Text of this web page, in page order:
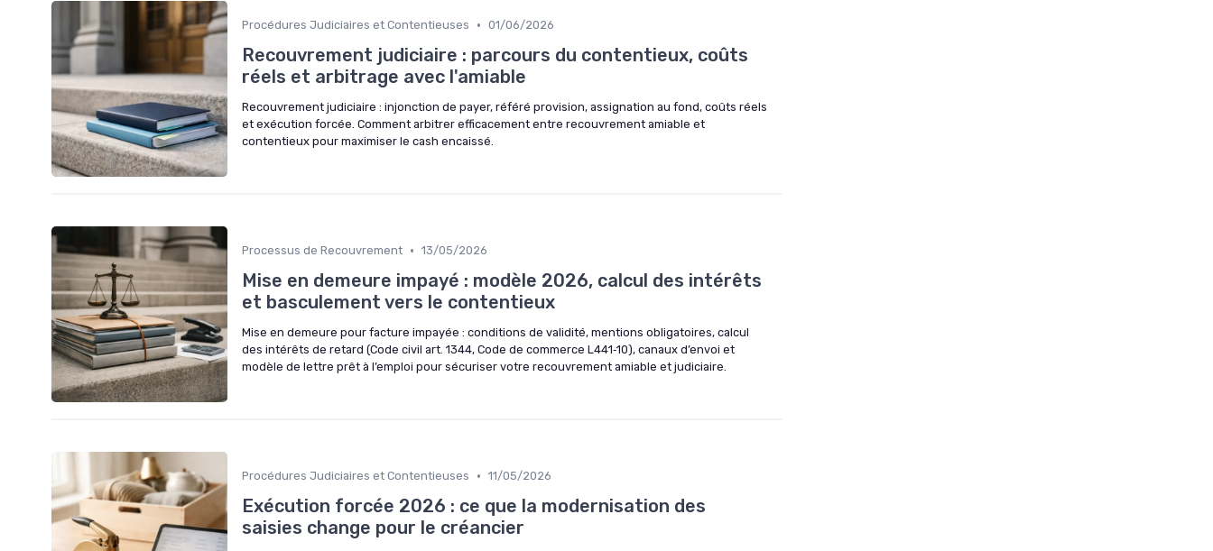
Procédures Judiciaires et Contentieuses • 01/06/2026
Recouvrement judiciaire : parcours du contentieux, coûts
réels et arbitrage avec l'amiable
Recouvrement judiciaire : injonction de payer, référé provision, assignation au fond, coûts réels
et exécution forcée. Comment arbitrer efficacement entre recouvrement amiable et
contentieux pour maximiser le cash encaissé.
Processus de Recouvrement • 13/05/2026
Mise en demeure impayé : modèle 2026, calcul des intérêts
et basculement vers le contentieux
Mise en demeure pour facture impayée : conditions de validité, mentions obligatoires, calcul
des intérêts de retard (Code civil art. 1344, Code de commerce L441‑10), canaux d’envoi et
modèle de lettre prêt à l’emploi pour sécuriser votre recouvrement amiable et judiciaire.
Procédures Judiciaires et Contentieuses • 11/05/2026
Exécution forcée 2026 : ce que la modernisation des
saisies change pour le créancier